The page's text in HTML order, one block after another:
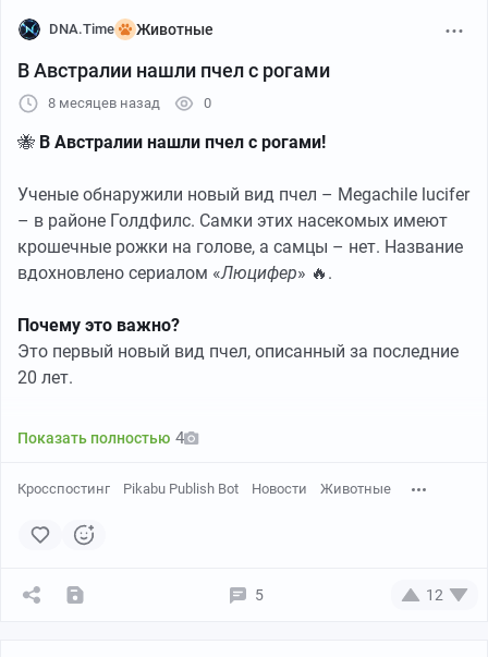
DNA.Time Животные
В Австралии нашли пчел с рогами
8 месяцев назад 0
🐝 В Австралии нашли пчел с рогами!
Ученые обнаружили новый вид пчел – Megachile lucifer
– в районе Голдфилс. Самки этих насекомых имеют
крошечные рожки на голове, а самцы – нет. Название
вдохновлено сериалом «Люцифер» 🔥.
Почему это важно?
Это первый новый вид пчел, описанный за последние
20 лет.
Пчелы живут только рядом с редким цветком
исчезновения.
ДНК-тесты подтвердили: это уникальный вид, не
Показать полностью 4
Кросспостинг Pikabu Publish Bot Новости Животные
5 12